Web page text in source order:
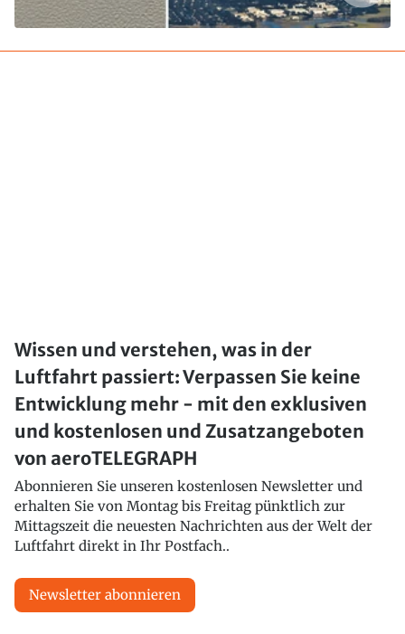
Wissen und verstehen, was in der
Luftfahrt passiert: Verpassen Sie keine
Entwicklung mehr - mit den exklusiven
und kostenlosen und Zusatzangeboten
von aeroTELEGRAPH
Abonnieren Sie unseren kostenlosen Newsletter und
erhalten Sie von Montag bis Freitag pünktlich zur
Mittagszeit die neuesten Nachrichten aus der Welt der
Luftfahrt direkt in Ihr Postfach..
Newsletter abonnieren